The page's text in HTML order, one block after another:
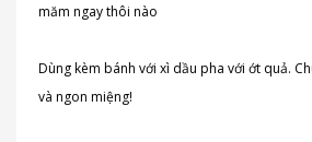
măm ngay thôi nào
Dùng kèm bánh với xì dầu pha với ớt quả.
và ngon miệng!